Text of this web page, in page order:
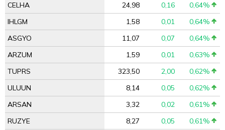
CELHA
24,98 0,16
0,64%
IHLGM
1,58 0,01
0,64%
ASGYO
11,07 0,07
0,64%
ARZUM
1,59 0,01
0,63%
TUPRS
323,50 2,00
0,62%
ULUUN
8,14 0,05
0,62%
ARSAN
3,32 0,02
0,61%
RUZYE
8,27 0,05
0,61%